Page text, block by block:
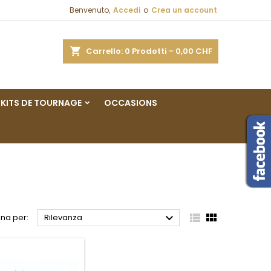
Benvenuto, Accedi o Crea un account
Carrello 0 Prodotti - 0,00 CHF
KITS DE TOURNAGE OCCASIONS
per: Rilevanza   